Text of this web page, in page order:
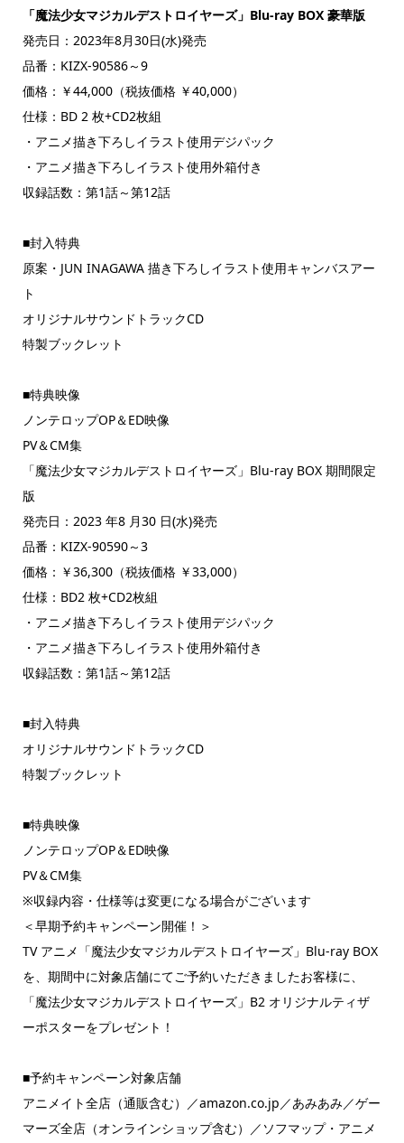
「魔法少女マジカルデストロイヤーズ」Blu-ray BOX 豪華版
発売日：2023年8月30日(水)発売
品番：KIZX-90586～9
価格：￥44,000（税抜価格 ￥40,000）
仕様：BD 2 枚+CD2枚組
・アニメ描き下ろしイラスト使用デジパック
・アニメ描き下ろしイラスト使用外箱付き
収録話数：第1話～第12話
■封入特典
原案・JUN INAGAWA 描き下ろしイラスト使用キャンバスアー
ト
オリジナルサウンドトラックCD
特製ブックレット
■特典映像
ノンテロップOP＆ED映像
PV＆CM集
「魔法少女マジカルデストロイヤーズ」Blu-ray BOX 期間限定
版
発売日：2023 年8 月30 日(水)発売
品番：KIZX-90590～3
価格：￥36,300（税抜価格 ￥33,000）
仕様：BD2 枚+CD2枚組
・アニメ描き下ろしイラスト使用デジパック
・アニメ描き下ろしイラスト使用外箱付き
収録話数：第1話～第12話
■封入特典
オリジナルサウンドトラックCD
特製ブックレット
■特典映像
ノンテロップOP＆ED映像
PV＆CM集
※収録内容・仕様等は変更になる場合がございます
＜早期予約キャンペーン開催！＞
TV アニメ「魔法少女マジカルデストロイヤーズ」Blu-ray BOX
を、期間中に対象店舗にてご予約いただきましたお客様に、
「魔法少女マジカルデストロイヤーズ」B2 オリジナルティザ
ーポスターをプレゼント！
■予約キャンペーン対象店舗
アニメイト全店（通販含む）／amazon.co.jp／あみあみ／ゲー
マーズ全店（オンラインショップ含む）／ソフマップ・アニメ